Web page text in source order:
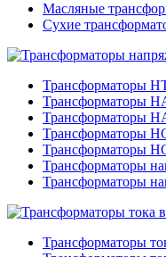
Масляные
Сухие
Трансформаторы
Трансформаторы
Трансформаторы
Трансформаторы
Трансформаторы
Трансформаторы
Трансформаторы
Трансформаторы